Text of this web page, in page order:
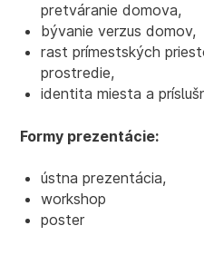
pretváranie domova,
bývanie verzus domov,
rast prímestských
prostredie,
identita miesta a
Formy prezentácie:
ústna prezentácia,
workshop
poster